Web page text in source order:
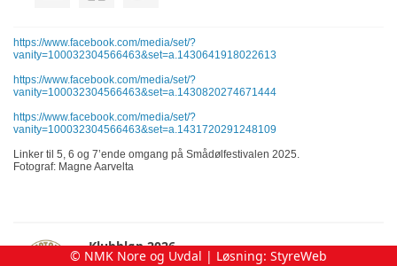
https://www.facebook.com/media/set/?
vanity=100032304566463&set=a.1430641918022613
https://www.facebook.com/media/set/?
vanity=100032304566463&set=a.1430820274671444
https://www.facebook.com/media/set/?
vanity=100032304566463&set=a.1431720291248109
Linker til 5, 6 og 7’ende omgang på Smådølfestivalen 2025.
Fotograf: Magne Aarvelta
Klubbløp 2026
© NMK Nore og Uvdal | Løsning: StyreWeb